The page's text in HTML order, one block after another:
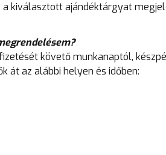
kiválasztott ajándéktárgyat
követő munkanaptól,
át az alábbi helyen és időben: